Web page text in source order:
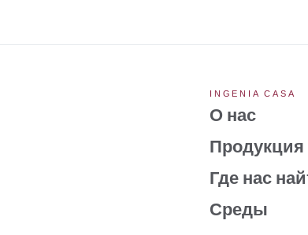
INGENIA CASA
О нас
Продукция
Где нас
Среды